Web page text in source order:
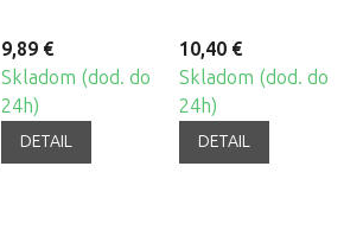
9,89 €
Skladom (dod. do
24h)
DETAIL
10,40 €
Skladom (dod. do
24h)
DETAIL